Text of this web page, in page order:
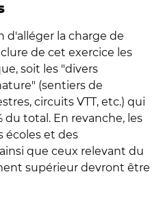
la charge de
de cet exercice les
soit les "divers
(sentiers de
circuits VTT, etc.) qui
du total. En revanche, les
écoles et des
que ceux relevant du
supérieur devront être